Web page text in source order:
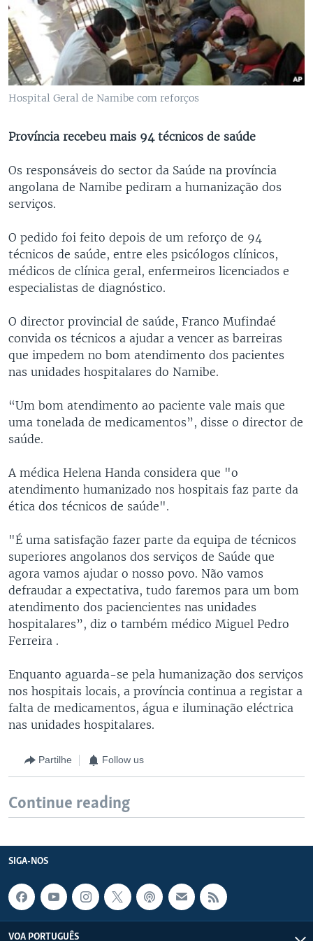
Hospital Geral de Namibe com reforços
Província recebeu mais 94 técnicos de saúde
Os responsáveis do sector da Saúde na província
angolana de Namibe pediram a humanização dos
serviços.
O pedido foi feito depois de um reforço de 94
técnicos de saúde, entre eles psicólogos clínicos,
médicos de clínica geral, enfermeiros licenciados e
especialistas de diagnóstico.
O director provincial de saúde, Franco Mufindaé
convida os técnicos a ajudar a vencer as barreiras
que impedem no bom atendimento dos pacientes
nas unidades hospitalares do Namibe.
“Um bom atendimento ao paciente vale mais que
uma tonelada de medicamentos”, disse o director de
saúde.
A médica Helena Handa considera que "o
atendimento humanizado nos hospitais faz parte da
ética dos técnicos de saúde".
"É uma satisfação fazer parte da equipa de técnicos
superiores angolanos dos serviços de Saúde que
agora vamos ajudar o nosso povo. Não vamos
defraudar a expectativa, tudo faremos para um bom
atendimento dos paciencientes nas unidades
hospitalares”, diz o também médico Miguel Pedro
Ferreira .
Enquanto aguarda-se pela humanização dos serviços
nos hospitais locais, a província continua a registar a
falta de medicamentos, água e iluminação eléctrica
nas unidades hospitalares.
Partilhe Follow us
Continue reading
SIGA-NOS
VOA PORTUGUÊS